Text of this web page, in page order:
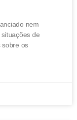
nem
de
sobre os